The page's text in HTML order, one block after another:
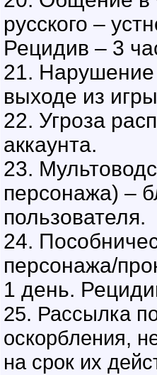
русского –
Рецидив – 3
21. Нарушение
выходе из
22. Угроза
аккаунта.
23.
персонажа) –
пользователя.
24.
персонажа/
1 день.
25. Рассылка
оскорбления,
на срок их